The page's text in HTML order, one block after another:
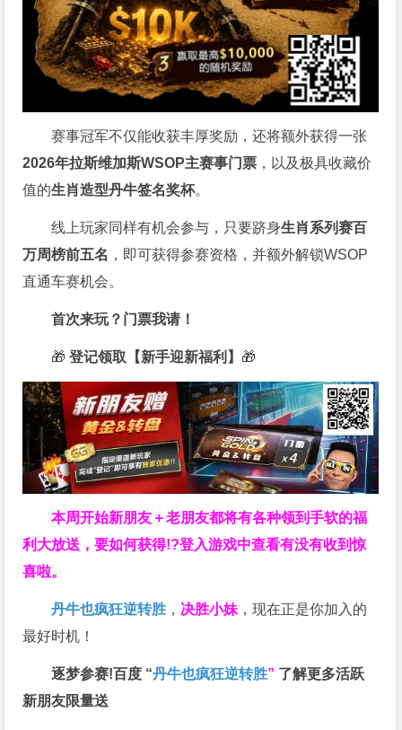
赛事冠军不仅能收获丰厚奖励，还将额外获得一张
2026年拉斯维加斯WSOP主赛事门票 ，以及极具收藏价
值的生肖造型丹牛签名奖杯。
线上玩家同样有机会参与，只要跻身生肖系列赛百
万周榜前五名 ，即可获得参赛资格，并额外解锁WSOP
直通车赛机会。
首次来玩？门票我请！
🎁 登记领取【新手迎新福利】 🎁
本周开始新朋友＋老朋友都将有各种领到手软的福
利大放送，要如何获得!?登入游戏中查看有没有收到惊
喜啦。
丹牛也疯狂逆转胜 ， 决胜小妹 ，现在正是你加入的
最好时机！
逐梦参赛!百度 “丹牛也疯狂逆转胜” 了解更多活跃
新朋友限量送